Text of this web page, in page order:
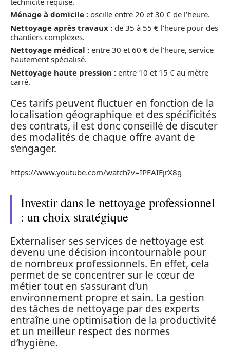
Ménage à domicile : oscille entre 20 et 30 € de l’heure.
Nettoyage après travaux : de 35 à 55 € l’heure pour des
chantiers complexes.
Nettoyage médical : entre 30 et 60 € de l’heure, service
hautement spécialisé.
Nettoyage haute pression : entre 10 et 15 € au mètre
carré.
Ces tarifs peuvent fluctuer en fonction de la
localisation géographique et des spécificités
des contrats, il est donc conseillé de discuter
des modalités de chaque offre avant de
s’engager.
https://www.youtube.com/watch?v=IPFAIEjrX8g
Investir dans le nettoyage professionnel
: un choix stratégique
Externaliser ses services de nettoyage est
devenu une décision incontournable pour
de nombreux professionnels. En effet, cela
permet de se concentrer sur le cœur de
métier tout en s’assurant d’un
environnement propre et sain. La gestion
des tâches de nettoyage par des experts
entraîne une optimisation de la productivité
et un meilleur respect des normes
d’hygiène.